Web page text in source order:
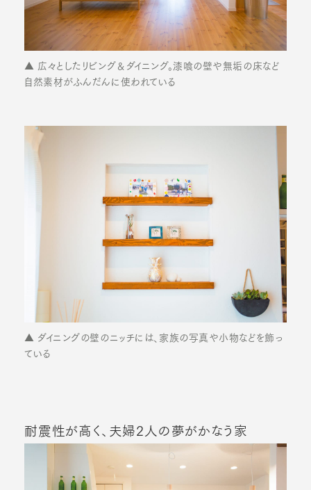
▲ 広々としたリビング＆ダイニング。漆喰の壁や無垢の床など
自然素材がふんだんに使われている
▲ ダイニングの壁のニッチには、家族の写真や小物などを飾っ
ている
耐震性が高く、夫婦2人の夢がかなう家